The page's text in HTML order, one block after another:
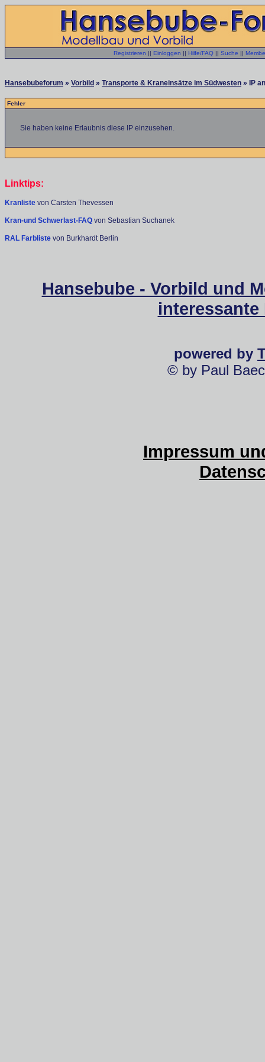
Registrieren || Einloggen || Hilfe/FAQ || Suche ||
Hansebubeforum » Vorbild » Transporte & Kraneinsätze im Südwesten » IP
Fehler
Sie haben keine Erlaubnis diese IP einzusehen.
Linktips:
Kranliste von Carsten Thevessen
Kran-und Schwerlast-FAQ von Sebastian Suchanek
RAL Farbliste von Burkhardt Berlin
Hansebube - Vorbild und
powered by
© by Paul
Impressum